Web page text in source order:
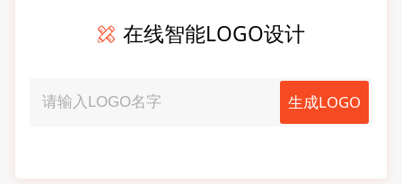
在线智能LOGO设计
生成LOGO